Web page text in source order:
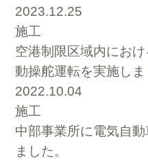
2023.12.25
施工
空港制限区域内にお
動操舵運転を実施しま
2022.10.04
施工
中部事業所に電気自
ました。